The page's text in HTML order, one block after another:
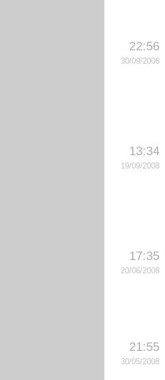
22:56
30/09/2008
13:34
19/09/2008
17:35
20/06/2008
21:55
30/05/2008